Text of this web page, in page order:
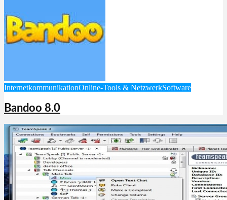
InternetkommunikationOnline-Tools & NetzwerkSoftware
Bandoo 8.0